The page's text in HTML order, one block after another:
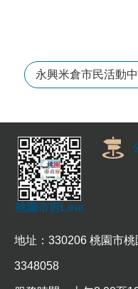
放
宣
告
網
站
安
政
永興米倉市民活動
桃園市府Line
地址：330206 桃園市
3348058